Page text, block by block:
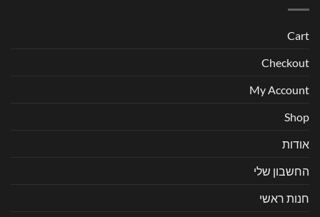
Cart
Checkout
My Account
Shop
אודות
החשבון שלי
חנות ראשי